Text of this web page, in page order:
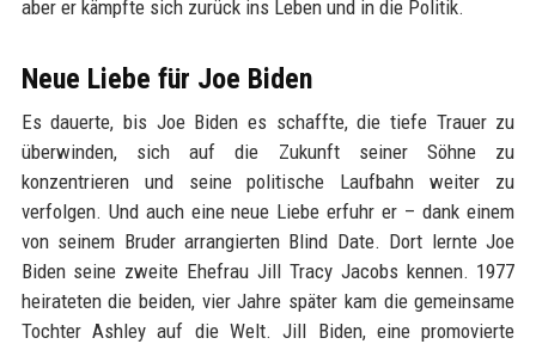
aber er kämpfte sich zurück ins Leben und in die Politik.
Neue Liebe für Joe Biden
Es dauerte, bis Joe Biden es schaffte, die tiefe Trauer zu
überwinden, sich auf die Zukunft seiner Söhne zu
konzentrieren und seine politische Laufbahn weiter zu
verfolgen. Und auch eine neue Liebe erfuhr er – dank einem
von seinem Bruder arrangierten Blind Date. Dort lernte Joe
Biden seine zweite Ehefrau Jill Tracy Jacobs kennen. 1977
heirateten die beiden, vier Jahre später kam die gemeinsame
Tochter Ashley auf die Welt. Jill Biden, eine promovierte